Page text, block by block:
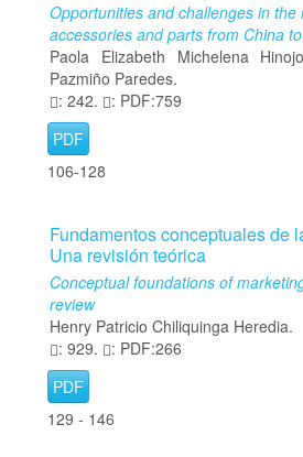
Opportunities and challenges in
accessories and parts from China
Paola Elizabeth Michelena
Pazmiño Paredes.
: 242.
: PDF:759
PDF
106-128
Fundamentos conceptuales de
Una revisión teórica
Conceptual foundations of
review
Henry Patricio Chiliquinga Heredia.
: 929.
: PDF:266
PDF
129 - 146